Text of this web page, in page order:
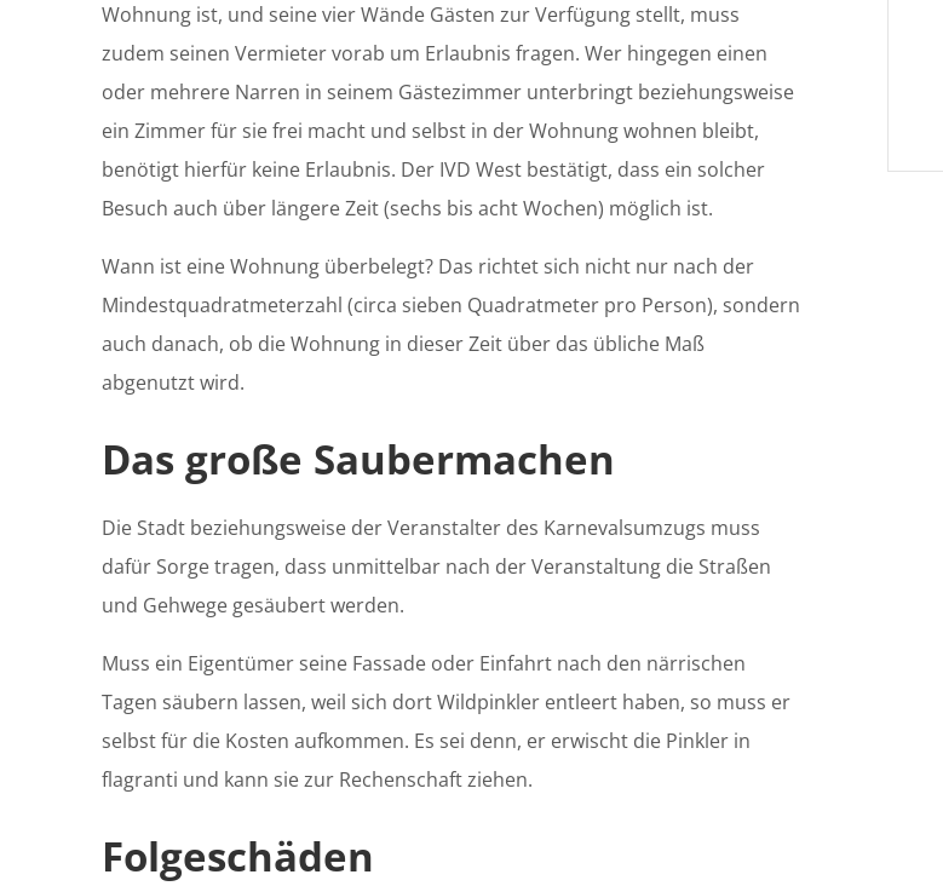
Wohnung ist, und seine vier Wände Gästen zur Verfügung stellt, muss
zudem seinen Vermieter vorab um Erlaubnis fragen. Wer hingegen einen
oder mehrere Narren in seinem Gästezimmer unterbringt beziehungsweise
ein Zimmer für sie frei macht und selbst in der Wohnung wohnen bleibt,
benötigt hierfür keine Erlaubnis. Der IVD West bestätigt, dass ein solcher
Besuch auch über längere Zeit (sechs bis acht Wochen) möglich ist.
Wann ist eine Wohnung überbelegt? Das richtet sich nicht nur nach der
Mindestquadratmeterzahl (circa sieben Quadratmeter pro Person), sondern
auch danach, ob die Wohnung in dieser Zeit über das übliche Maß
abgenutzt wird.
Das große Saubermachen
Die Stadt beziehungsweise der Veranstalter des Karnevalsumzugs muss
dafür Sorge tragen, dass unmittelbar nach der Veranstaltung die Straßen
und Gehwege gesäubert werden.
Muss ein Eigentümer seine Fassade oder Einfahrt nach den närrischen
Tagen säubern lassen, weil sich dort Wildpinkler entleert haben, so muss er
selbst für die Kosten aufkommen. Es sei denn, er erwischt die Pinkler in
flagranti und kann sie zur Rechenschaft ziehen.
Folgeschäden